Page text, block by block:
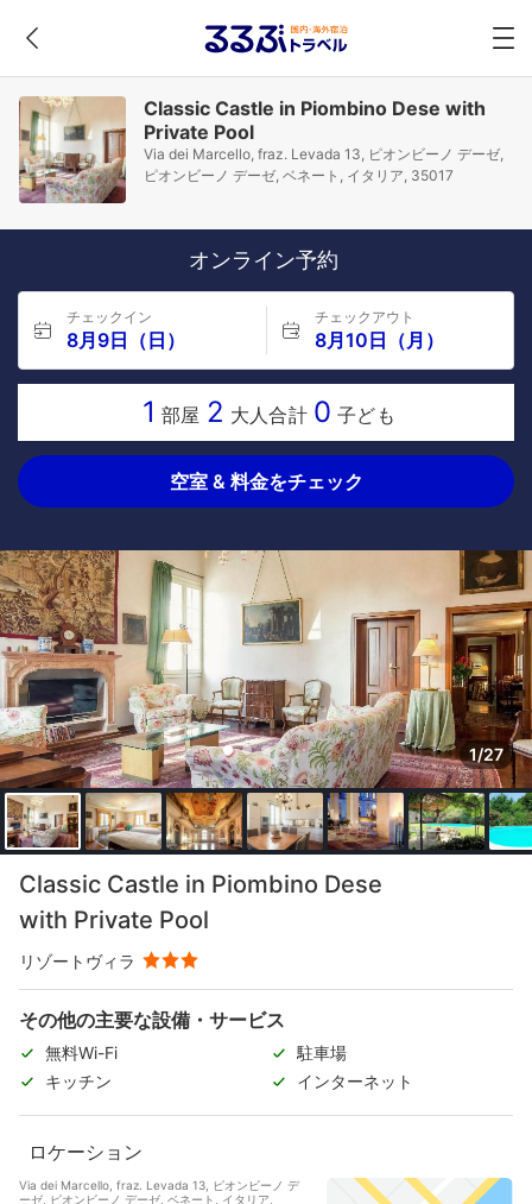
Classic Castle in Piombino Dese with
Private Pool
Via dei Marcello, fraz. Levada 13, ピオンビーノ デーゼ,
ピオンビーノ デーゼ, ベネート, イタリア, 35017
オンライン予約
チェックイン
8月9日（日）
チェックアウト
8月10日（月）
1 部屋 2 大人合計 0 子ども
空室 & 料金をチェック
1/27
Classic Castle in Piombino Dese
with Private Pool
リゾートヴィラ
その他の主要な設備・サービス
無料Wi-Fi
駐車場
キッチン
インターネット
ロケーション
Via dei Marcello, fraz. Levada 13, ピオンビーノ デ
ーゼ, ピオンビーノ デーゼ, ベネート, イタリア,